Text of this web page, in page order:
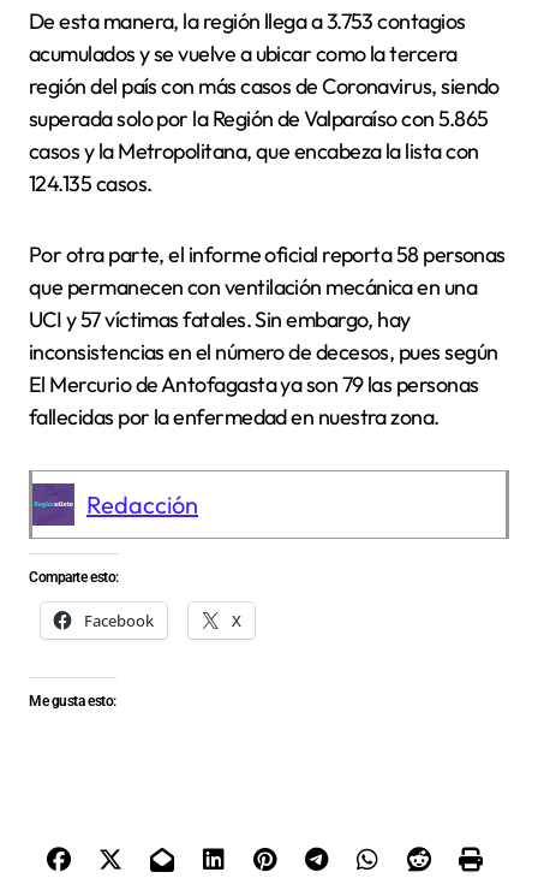
De esta manera, la región llega a 3.753 contagios
acumulados y se vuelve a ubicar como la tercera
región del país con más casos de Coronavirus, siendo
superada solo por la Región de Valparaíso con 5.865
casos y la Metropolitana, que encabeza la lista con
124.135 casos.
Por otra parte, el informe oficial reporta 58 personas
que permanecen con ventilación mecánica en una
UCI y 57 víctimas fatales. Sin embargo, hay
inconsistencias en el número de decesos, pues según
El Mercurio de Antofagasta ya son 79 las personas
fallecidas por la enfermedad en nuestra zona.
Redacción
Comparte esto:
Facebook X
Me gusta esto: